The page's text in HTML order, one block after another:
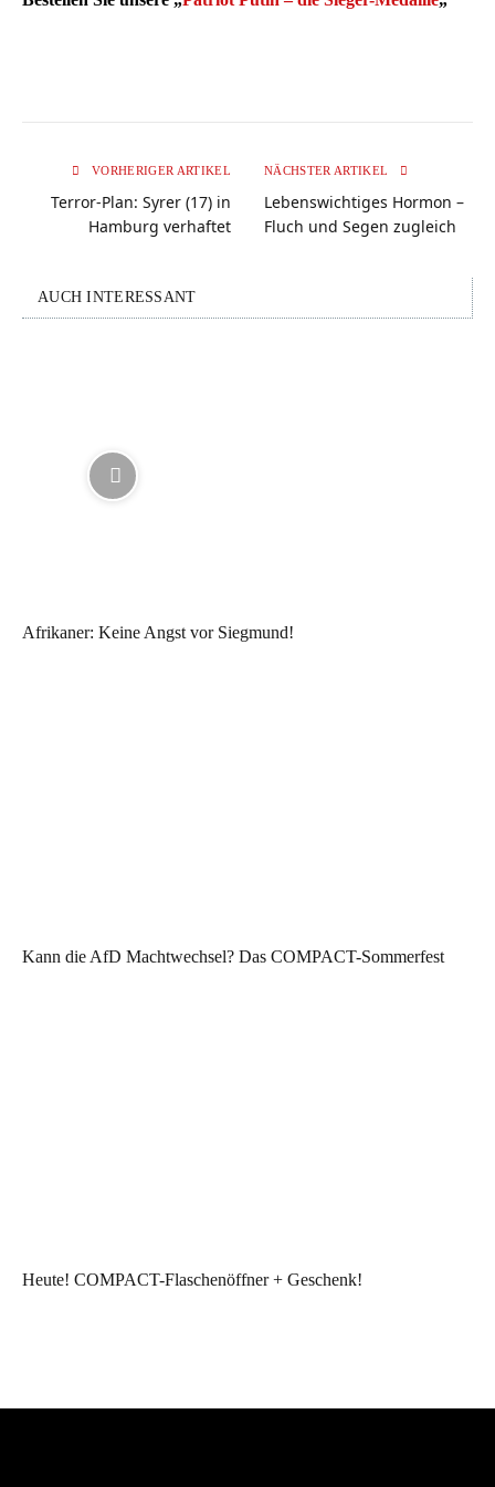
VORHERIGER ARTIKEL
Terror-Plan: Syrer (17) in
Hamburg verhaftet
NÄCHSTER ARTIKEL
Lebenswichtiges Hormon –
Fluch und Segen zugleich
AUCH INTERESSANT
Afrikaner: Keine Angst vor Siegmund!
Kann die AfD Machtwechsel? Das COMPACT-Sommerfest
Heute! COMPACT-Flaschenöffner + Geschenk!